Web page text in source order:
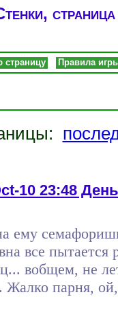
страницу Правила
10 23:48
ему
все пытается
вобщем, не
Жалко парня,